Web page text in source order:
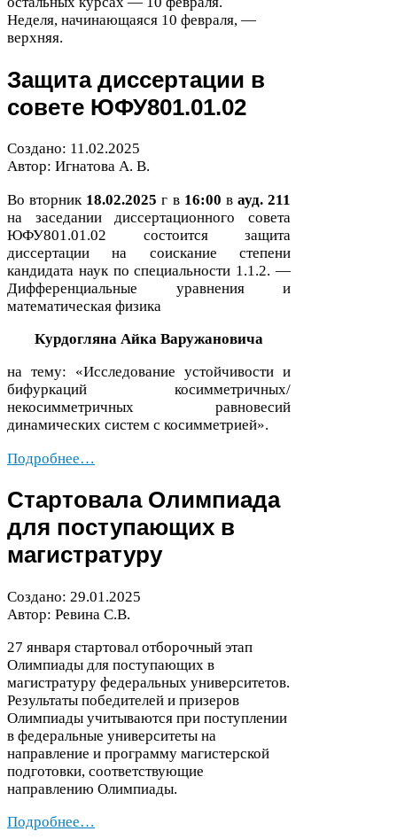
Неделя, начинающаяся 10 февраля, —
верхняя.
Защита диссертации в
совете ЮФУ801.01.02
Создано: 11.02.2025
Автор: Игнатова А. В.
Во вторник 18.02.2025 г в 16:00 в ауд.211
на заседании диссертационного совета
ЮФУ801 .01 .02
состоится защита
диссертации на соискание степени
кандидата наук по специальности 1 .1 .2. —
Дифференциальные уравнения и
математическая физика
Курдогляна Айка Варужановича
на тему: «Исследование устойчивости и
бифуркаций косимметричных/​
некосимметричных равновесий
динамических систем с косимметрией».
Подробнее…
Стартовала Олимпиада
для поступающих в
магистратуру
Создано: 29.01 .2025
Автор: Ревина С.В.
27 января стартовал отборочный этап
Олимпиады для поступающих в
магистратуру федеральных университетов.
Результаты победителей и призеров
Олимпиады учитываются при поступлении
в федеральные университеты на
направление и программу магистерской
подготовки, соответствующие
направлению Олимпиады.
Подробнее…